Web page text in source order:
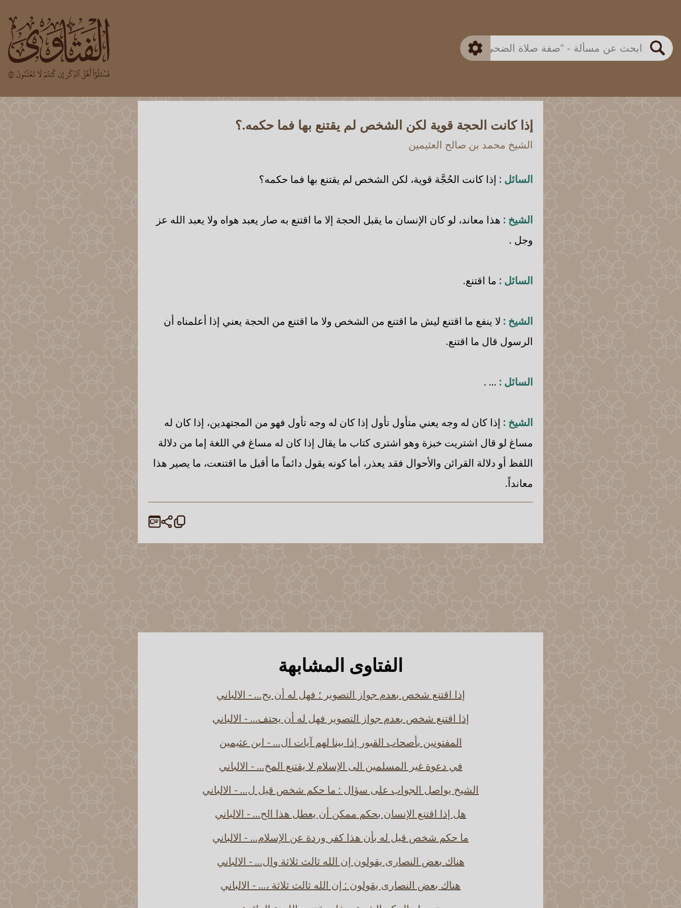
بحث
اللجنة الدائمة
متقدم
إذا كانت الحجة قوية لكن الشخص لم يقتنع بها فما حكمه.؟
الشيخ محمد بن صالح العثيمين
السائل : إذا كانت الحُجَّة قوية، لكن الشخص لم يقتنع بها فما حكمه؟
الشيخ : هذا معاند، لو كان الإنسان ما يقبل الحجة إلا ما اقتنع به صار يعبد هواه ولا يعبد الله عز
وجل .
السائل : ما اقتنع.
الشيخ : لا ينفع ما اقتنع ليش ما اقتنع من الشخص ولا ما اقتنع من الحجة يعني إذا أعلمناه أن
الرسول قال ما اقتنع.
السائل : ... .
الشيخ : إذا كان له وجه يعني متأول تأول إذا كان له وجه تأول فهو من المجتهدين، إذا كان له
مساغ لو قال اشتريت خبزة وهو اشترى كتاب ما يقال إذا كان له مساغ في اللغة إما من دلالة
اللفظ أو دلالة القرائن والأحوال فقد يعذر، أما كونه يقول دائماً ما أقبل ما اقتنعت، ما يصير هذا
معانداً.
الفتاوى المشابهة
إذا اقتنع شخص بعدم جواز التصوير ؛ فهل له أن يح... - الالباني
إذا اقتنع شخص بعدم جواز التصوير فهل له أن يحتف... - الالباني
المفتونين بأصحاب القبور إذا بينا لهم آيات ال... - ابن عثيمين
في دعوة غير المسلمين الى الإسلام لا يقتنع المخ... - الالباني
الشيخ يواصل الجواب على سؤال : ما حكم شخص قيل ل... - الالباني
هل إذا اقتنع الإنسان بحكم ممكن أن يعطل هذا الح... - الالباني
ما حكم شخص قيل له بأن هذا كفر وردة عن الإسلام... - الالباني
هناك بعض النصارى يقولون إن الله ثالث ثلاثة وال... - الالباني
هناك بعض النصارى يقولون : إن الله ثالث ثلاثة ،... - الالباني